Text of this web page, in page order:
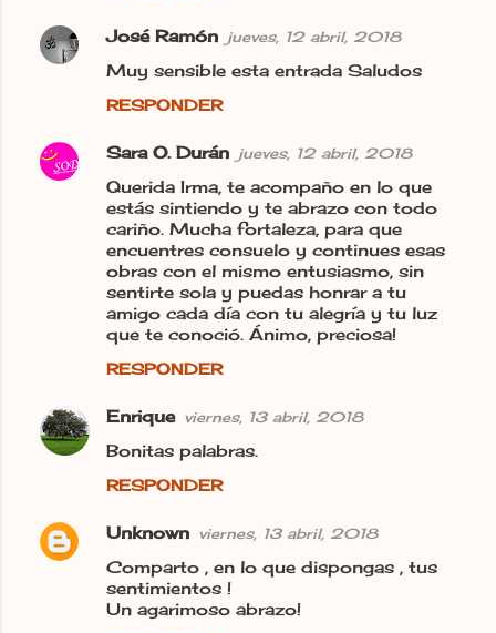
e
n
r
i
José Ramón jueves, 12 abril, 2018
Muy sensible esta entrada Saludos
RESPONDER
Sara O. Durán jueves, 12 abril, 2018
Querida Irma, te acompaño en lo que
estás sintiendo y te abrazo con todo
cariño. Mucha fortaleza, para que
encuentres consuelo y continues esas
obras con el mismo entusiasmo, sin
sentirte sola y puedas honrar a tu
amigo cada día con tu alegría y tu luz
que te conoció. Ánimo, preciosa!
RESPONDER
Enrique viernes, 13 abril, 2018
Bonitas palabras.
RESPONDER
Unknown viernes, 13 abril, 2018
Comparto , en lo que dispongas , tus
sentimientos !
Un agarimoso abrazo!